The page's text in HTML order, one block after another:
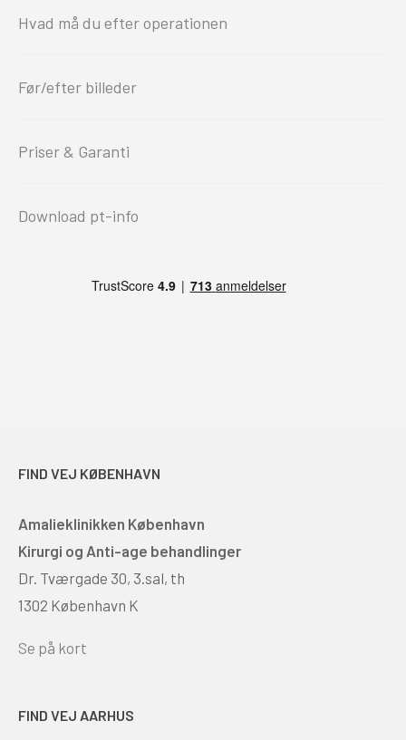
Hvad må du efter operationen
Før/efter billeder
Priser & Garanti
Download pt-info
FIND VEJ KØBENHAVN
Amalieklinikken København
Kirurgi og Anti-age behandlinger
Dr. Tværgade 30, 3.sal, th
1302 København K
Se på kort
FIND VEJ AARHUS